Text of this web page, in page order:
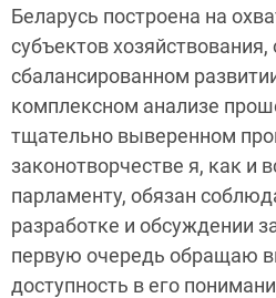
Беларусь построена на
субъектов
сбалансированном
комплексном анализе
тщательно выверенном
законотворчестве я, как и
парламенту, обязан
разработке и обсуждении
первую очередь обращаю
доступность в его